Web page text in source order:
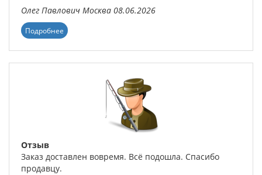
Олег Павлович Москва 08.06.2026
Подробнее
Отзыв
Заказ доставлен вовремя. Всё подошла. Спасибо
продавцу.